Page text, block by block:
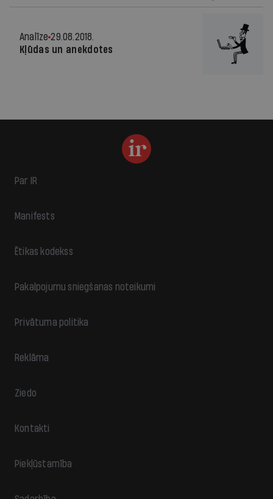
Analīze 29.08.2018.
Kļūdas un anekdotes
Par IR
Manifests
Ētikas kodekss
Pakalpojumu sniegšanas noteikumi
Privātuma politika
Reklāma
Ziedo
Kontakti
Piekļūstamība